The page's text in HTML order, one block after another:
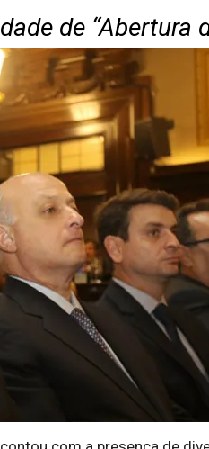
de “Abertura